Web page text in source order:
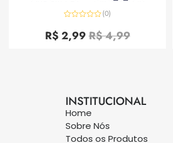
0
de
(0)
R$4,99
R$2,99
INSTITUCIONAL
Home
Sobre Nós
Todos os Produtos